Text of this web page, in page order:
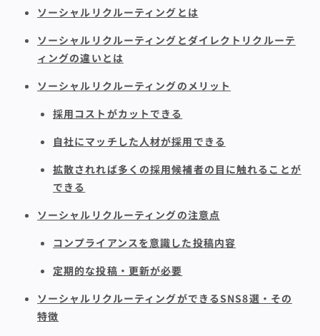
ソーシャルリクルーティングとは
ソーシャルリクルーティングとダイレクトリクルーテ
ィングの違いとは
ソーシャルリクルーティングのメリット
採用コストがカットできる
自社にマッチした人材が採用できる
拡散されれば多くの採用候補者の目に触れることが
できる
ソーシャルリクルーティングの注意点
コンプライアンスを意識した投稿内容
定期的な投稿・更新が必要
ソーシャルリクルーティングができるSNS8選・その
特徴